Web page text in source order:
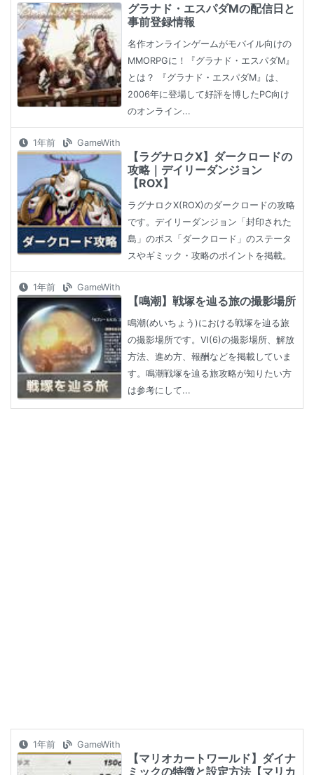
グラナド・エスパダMの配信日と
事前登録情報
名作オンラインゲームがモバイル向けの
MMORPGに！『グラナド・エスパダM』
とは？ 『グラナド・エスパダM』は、
2006年に登場して好評を博したPC向け
のオンライン...
1年前 GameWith
【ラグナロクX】ダークロードの
攻略｜デイリーダンジョン
【ROX】
ラグナロクX(ROX)のダークロードの攻略
です。デイリーダンジョン「封印された
島」のボス「ダークロード」のステータ
スやギミック・攻略のポイントを掲載。
1年前 GameWith
【鳴潮】戦塚を辿る旅の撮影場所
鳴潮(めいちょう)における戦塚を辿る旅
の撮影場所です。Ⅵ(6)の撮影場所、解放
方法、進め方、報酬などを掲載していま
す。鳴潮戦塚を辿る旅攻略が知りたい方
は参考にして...
1年前 GameWith
【マリオカートワールド】ダイナ
ミックの特徴と設定方法【マリカ